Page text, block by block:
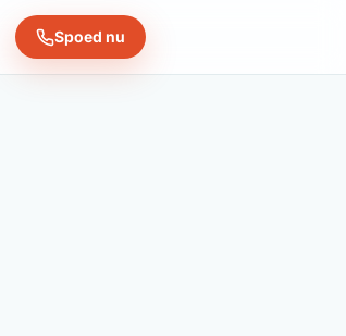
Spoed nu